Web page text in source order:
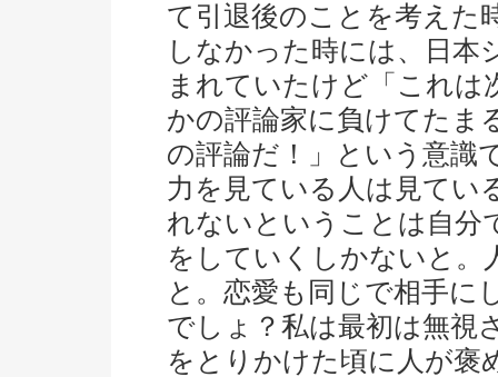
て引退後のことを考えた
しなかった時には、日本
まれていたけど「これ
かの評論家に負けてたま
の評論だ！」という意識
力を見ている人は見てい
れないということは自分
をしていくしかないと。
と。恋愛も同じで相手に
でしょ？私は最初は無視
をとりかけた頃に人が褒